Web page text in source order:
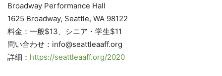
Broadway Performance Hall
1625 Broadway, Seattle, WA 98122
料金：一般$13、シニア・学生$11
問い合わせ：info@seattleaaff.org
詳細： https://seattleaaff.org/2020